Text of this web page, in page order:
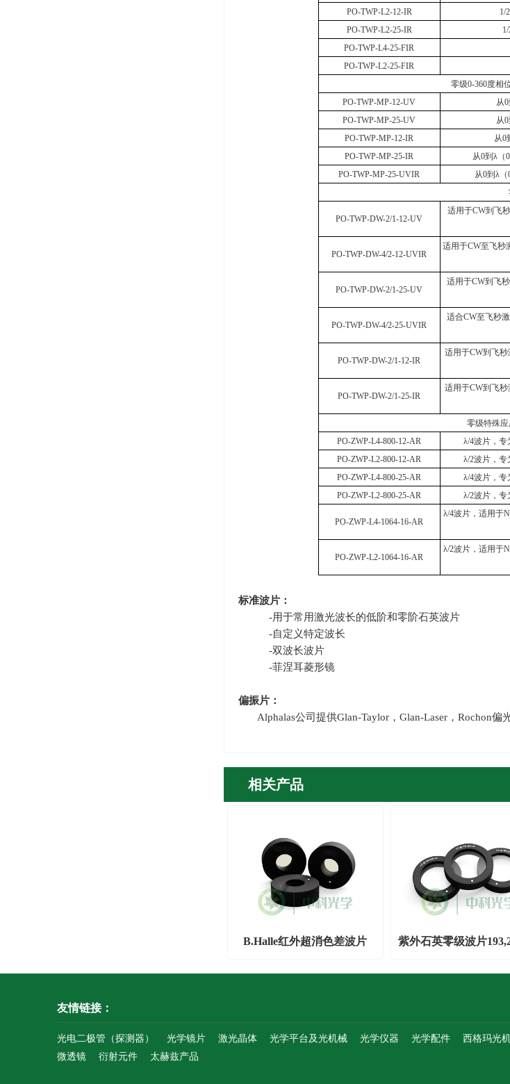
PO-TWP-L2-12-IR
1/2
PO-TWP-L2-25-IR
PO-TWP-L4-25-FIR
PO-TWP-L2-25-FIR
零级0-360度相
PO-TWP-MP-12-UV
从0
PO-TWP-MP-25-UV
从0
PO-TWP-MP-12-IR
从0
PO-TWP-MP-25-IR
从0到λ（0
PO-TWP-MP-25-UVIR
从0到λ（
PO-TWP-DW-2/1-12-UV
适用于CW到飞
PO-TWP-DW-4/2-12-UVIR
适用于CW至飞秒
PO-TWP-DW-2/1-25-UV
适用于CW到飞
PO-TWP-DW-4/2-25-UVIR
适合CW至飞秒
PO-TWP-DW-2/1-12-IR
适用于CW到飞秒
PO-TWP-DW-2/1-25-IR
适用于CW到飞秒
零级特殊应
PO-ZWP-L4-800-12-AR
λ/4波片，专
PO-ZWP-L2-800-12-AR
λ/2波片，专
PO-ZWP-L4-800-25-AR
λ/4波片，专
PO-ZWP-L2-800-25-AR
λ/2波片，专
PO-ZWP-L4-1064-16-AR
λ/4波片，适用于
PO-ZWP-L2-1064-16-AR
λ/2波片，适用于
标准波片：
-用于常用激光波长的低阶和零阶石英波片
-自定义特定波长
-双波长波片
-菲涅耳菱形镜
偏振片：
Alphalas公司提供Glan-Taylor ， Glan-Laser ， Rochon偏
相关产品
B.Halle红外超消色差波片 紫外石英零级波片
友情链接：
光电二极管（探测器） 光学镜片 激光晶体 光学平台及光机械 光学仪器 光学配件 西格玛光
微透镜
衍射元件 太赫兹产品